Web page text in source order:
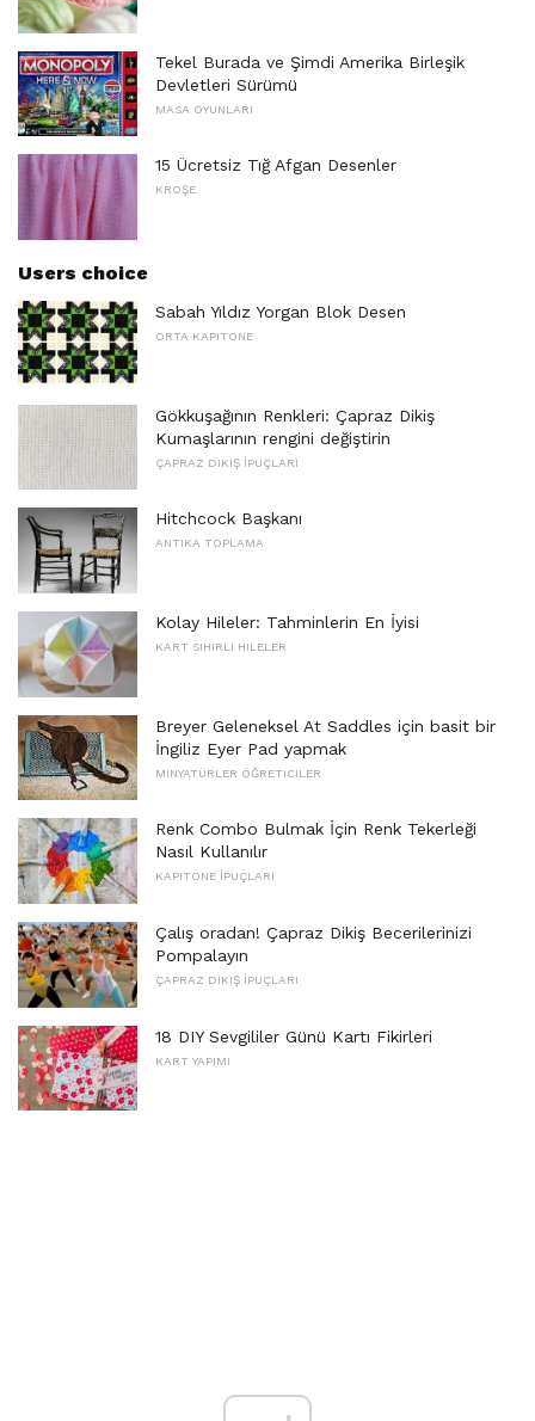
Tekel Burada ve Şimdi Amerika Birleşik
Devletleri Sürümü
MASA OYUNLARI
15 Ücretsiz Tığ Afgan Desenler
KROŞE
Users choice
Sabah Yıldız Yorgan Blok Desen
ORTA KAPITONE
Gökkuşağının Renkleri: Çapraz Dikiş
Kumaşlarının rengini değiştirin
ÇAPRAZ DIKIŞ İPUÇLARI
Hitchcock Başkanı
ANTIKA TOPLAMA
Kolay Hileler: Tahminlerin En İyisi
KART SIHIRLI HILELER
Breyer Geleneksel At Saddles için basit bir
İngiliz Eyer Pad yapmak
MINYATÜRLER ÖĞRETICILER
Renk Combo Bulmak İçin Renk Tekerleği
Nasıl Kullanılır
KAPITONE İPUÇLARI
Çalış oradan! Çapraz Dikiş Becerilerinizi
Pompalayın
ÇAPRAZ DIKIŞ İPUÇLARI
18 DIY Sevgililer Günü Kartı Fikirleri
KART YAPIMI